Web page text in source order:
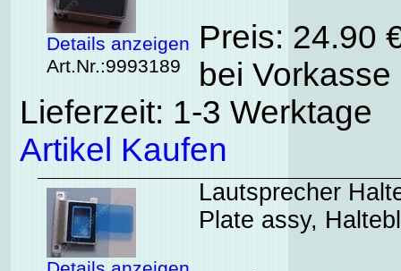
Details anzeigen
Art.Nr.:9993189
Preis: 24.90
bei
Lieferzeit: 1-3 Werktage
Artikel Kaufen
Lautsprecher
Plate assy,